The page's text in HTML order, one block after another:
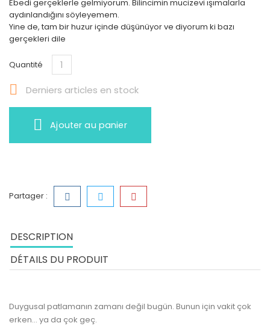
Ebedi gerçeklerle gelmiyorum. Bilincimin mucizevi ışımalarla
aydınlandığını söyleyemem.
Yine de, tam bir huzur içinde düşünüyor ve diyorum ki bazı
gerçekleri dile
Quantité
 Derniers articles en stock
Ajouter au panier
Partager :
DESCRIPTION
DÉTAILS DU PRODUIT
Duygusal patlamanın zamanı değil bugün. Bunun için vakit çok
erken... ya da çok geç.